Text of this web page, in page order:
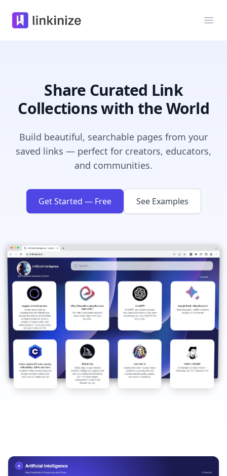
Linkinize
Share Curated Link
Collections with the World
Build beautiful, searchable pages from your
saved links — perfect for creators, educators,
and communities.
Get Started — Free See Examples